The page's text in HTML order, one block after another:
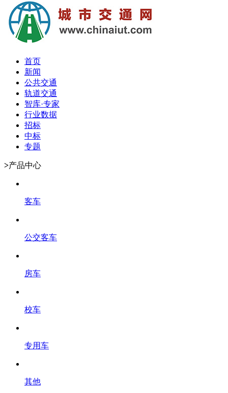
首页
新闻
公共交通
轨道交通
智库·专家
行业数据
招标
中标
专题
>产品中心
客车
公交客车
房车
校车
专用车
其他